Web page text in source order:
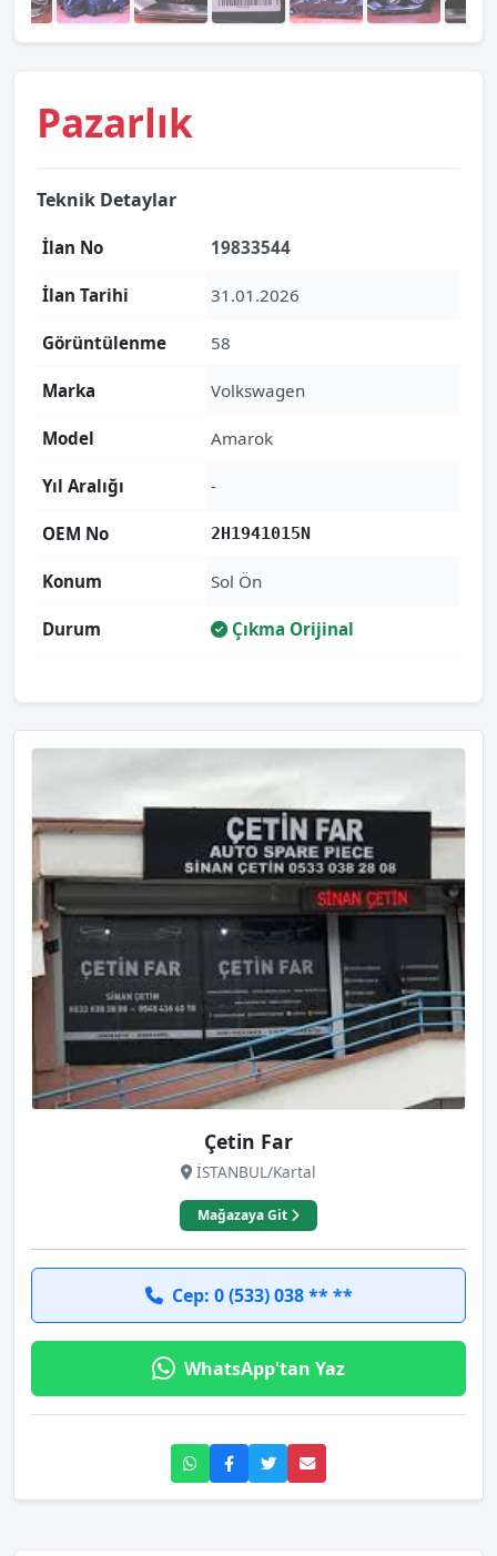
Pazarlık
Teknik Detaylar
İlan No 19833544
İlan Tarihi 31.01.2026
Görüntülenme 58
Marka Volkswagen
Model Amarok
Yıl Aralığı -
OEM No 2H1941015N
Konum Sol Ön
Durum Çıkma Orijinal
Çetin Far
İSTANBUL/Kartal
Mağazaya Git
Cep: 0 (533) 038 ** **
WhatsApp'tan Yaz